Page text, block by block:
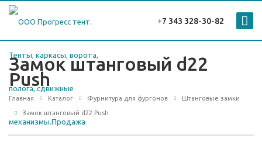
+7 343 328-30-82
Замок штанговый d22
Push
Главная Каталог Фурнитура для фургонов Штанговые замки
Замок штанговый d22 Push